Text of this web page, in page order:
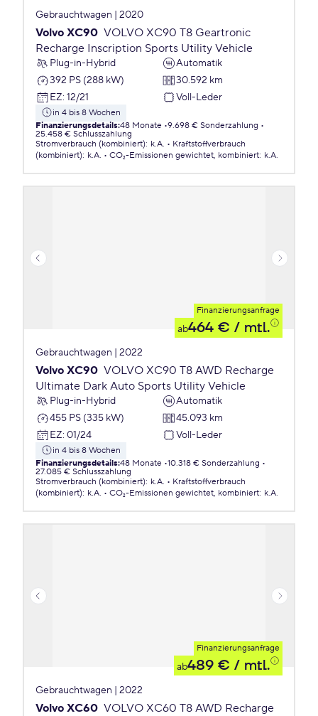
Gebrauchtwagen | 2020
Volvo XC90 VOLVO XC90 T8 Geartronic
Recharge Inscription Sports Utility Vehicle
Plug-in-Hybrid
Automatik
392 PS (288 kW)
30.592 km
EZ: 12/21 Voll-Leder
in 4 bis 8 Wochen
Finanzierungsdetails:48 Monate 9.698 € Sonderzahlung
25.458 € Schlusszahlung
Stromverbrauch (kombiniert): k.A.
Kraftstoffverbrauch
(kombiniert): k.A. CO₂-Emissionen gewichtet, kombiniert: k.A.
Finanzierungsanfrage
ab464 € / mtl.
Gebrauchtwagen | 2022
Volvo XC90 VOLVO XC90 T8 AWD Recharge
Ultimate Dark Auto Sports Utility Vehicle
Plug-in-Hybrid
Automatik
455 PS (335 kW)
45.093 km
EZ: 01/24 Voll-Leder
in 4 bis 8 Wochen
Finanzierungsdetails:48 Monate 10.318 € Sonderzahlung
27.085 € Schlusszahlung
Stromverbrauch (kombiniert): k.A.
Kraftstoffverbrauch
(kombiniert): k.A. CO₂-Emissionen gewichtet, kombiniert: k.A.
Finanzierungsanfrage
ab489 € / mtl.
Gebrauchtwagen | 2022
Volvo XC60 VOLVO XC60 T8 AWD Recharge